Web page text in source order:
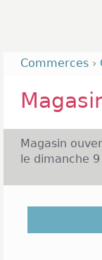
Commerces ›
Magasin
le dimanche
Située dans
la ville de